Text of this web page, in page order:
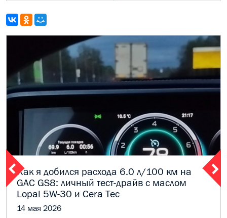
Как я добился расхода 6.0 л/100 км на
GAC GS8: личный тест-драйв с маслом
Lopal 5W-30 и Cera Tec
14 мая 2026